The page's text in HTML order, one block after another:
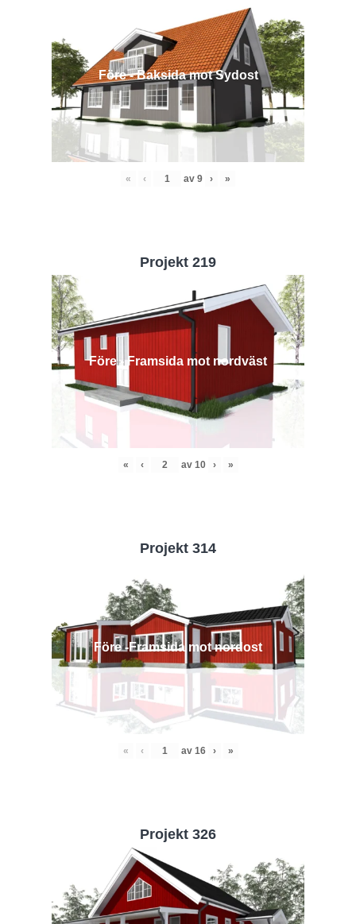
Före - Baksida mot Sydost
« ‹ av 9 › »
Projekt 219
Före - Framsida mot nordväst
« ‹ av 10 › »
Projekt 314
Före -Framsida mot nordost
« ‹ av 16 › »
Projekt 326